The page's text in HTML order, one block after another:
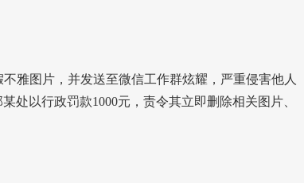
雅图片，并发送至微信工作群炫耀，严重侵害他人
处以行政罚款1000元，责令其立即删除相关图片、